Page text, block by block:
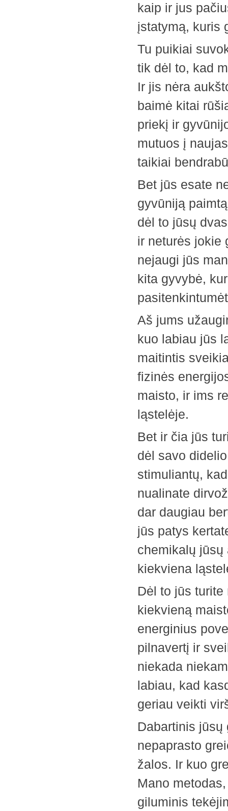
kaip ir jus
įstatymą, kuris
Tu puikiai
tik dėl to, kad
Ir jis nėra
baimė kitai
priekį ir
mutuos į
taikiai
Bet jūs esate
gyvūniją
dėl to jūsų
ir neturės jokie
nejaugi jūs
kita gyvybė,
Aš jums
kuo labiau jūs
maitintis
fizinės
maisto, ir ims
ląstelėje.
Bet ir čia jūs
dėl savo
stimuliantų,
nualinate
dar daugiau
jūs patys
chemikalų
kiekviena
Dėl to jūs
kiekvieną
energinius
pilnavertį ir
niekada
labiau, kad
geriau veikti
Dabartinis
nepaprasto
žalos. Ir kuo
Mano
giluminis